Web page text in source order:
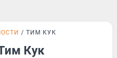
ТИМ КУК
Кук